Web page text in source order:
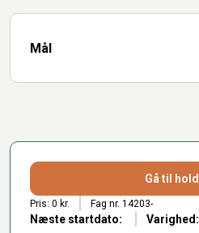
Mål
Gå til hold
Pris: 0 kr. Fag nr. 14203-
Næste startdato: Varighed: